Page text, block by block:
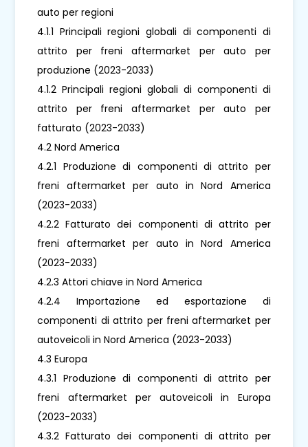
auto per regioni
4.1.1 Principali regioni globali di componenti di
attrito per freni aftermarket per auto per
produzione (2023-2033)
4.1.2 Principali regioni globali di componenti di
attrito per freni aftermarket per auto per
fatturato (2023-2033)
4.2 Nord America
4.2.1 Produzione di componenti di attrito per
freni aftermarket per auto in Nord America
(2023-2033)
4.2.2 Fatturato dei componenti di attrito per
freni aftermarket per auto in Nord America
(2023-2033)
4.2.3 Attori chiave in Nord America
4.2.4 Importazione ed esportazione di
componenti di attrito per freni aftermarket per
autoveicoli in Nord America (2023-2033)
4.3 Europa
4.3.1 Produzione di componenti di attrito per
freni aftermarket per autoveicoli in Europa
(2023-2033)
4.3.2 Fatturato dei componenti di attrito per